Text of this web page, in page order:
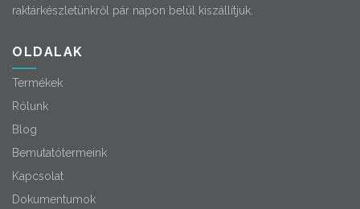
raktárkészletünkről pár napon belül kiszállítjuk.
OLDALAK
Termékek
Rólunk
Blog
Bemutatótermeink
Kapcsolat
Dokumentumok